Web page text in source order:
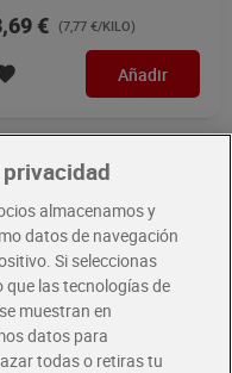
€ (7,77 €/KILO)
Añadir
almacenamos y
datos de navegación
Si seleccionas
las tecnologías de
muestran en
datos para
todas o retiras tu